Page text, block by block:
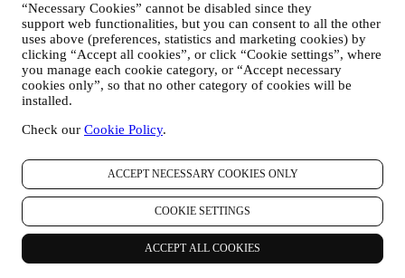
“Necessary Cookies” cannot be disabled since they
support web functionalities, but you can consent to all the other
uses above (preferences, statistics and marketing cookies) by
clicking “Accept all cookies”, or click “Cookie settings”, where
you manage each cookie category, or “Accept necessary
cookies only”, so that no other category of cookies will be
installed.
Check our Cookie Policy.
ACCEPT NECESSARY COOKIES ONLY
COOKIE SETTINGS
ACCEPT ALL COOKIES
Pays et Langue
FRANCE
FRANÇAIS
Français
Réseaux Sociaux
Suivez-nous pour recevoir des recettes, les actualités et les
lancements de produits Le Creuset.
Inscrivez-vous à la newsletter et bénéficiez de -10%*!
Soyez le premier à recevoir nos newsletters personnalisées selon vos
intérêts et de vos envies.
*Après votre inscription, vous recevrez un bon de réduction de 10
conditions générales de promotions